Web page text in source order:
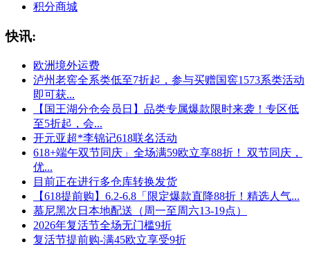
积分商城
快讯:
欧洲境外运费
泸州老窖全系类低至7折起，参与买赠国窖1573系类活动
即可获...
【国王湖分仓会员日】品类专属爆款限时来袭！专区低
至5折起，会...
开元亚超*李锦记618联名活动
618+端午双节同庆」全场满59欧立享88折！ 双节同庆，
优...
目前正在进行多仓库转换发货
【618提前购】6.2-6.8「限定爆款直降88折！精选人气...
慕尼黑次日本地配送（周一至周六13-19点）
2026年复活节全场无门槛9折
复活节提前购-满45欧立享受9折